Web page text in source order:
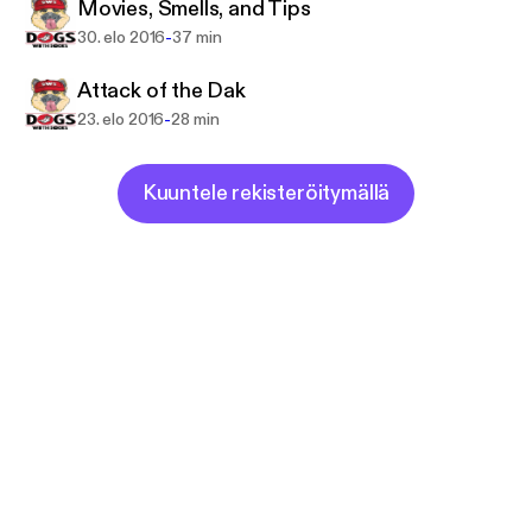
Movies, Smells, and Tips
30. elo 2016-37 min
Attack of the Dak
23. elo 2016-28 min
Kuuntele rekisteröitymällä